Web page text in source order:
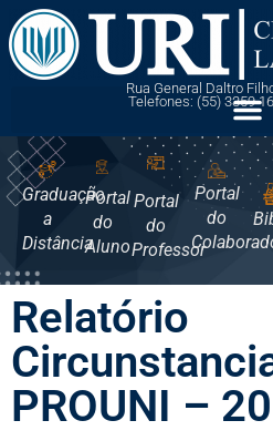
Rua General Daltro
Telefones: (55) 3359
Graduação
a
Distância
Portal
do
Aluno
Portal
do
Professor
Portal
do
Relatório
PROUNI –